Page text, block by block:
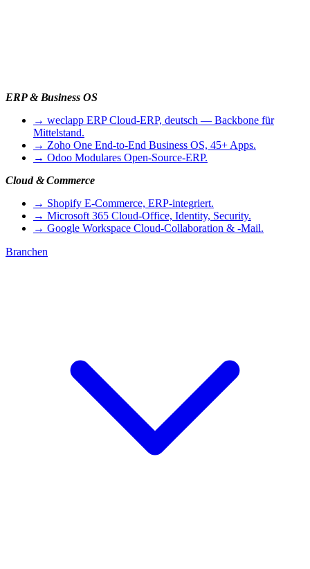
ERP & Business OS
→ weclapp ERP Cloud-ERP, deutsch — Backbone für
Mittelstand.
→ Zoho One End-to-End Business OS, 45+ Apps.
→ Odoo Modulares Open-Source-ERP.
Cloud & Commerce
→ Shopify E-Commerce, ERP-integriert.
→ Microsoft 365 Cloud-Office, Identity, Security.
→ Google Workspace Cloud-Collaboration & -Mail.
Branchen